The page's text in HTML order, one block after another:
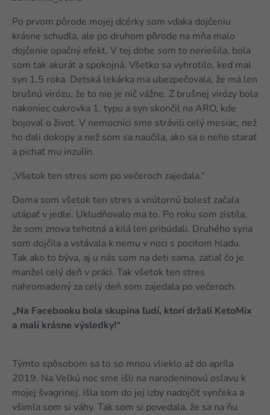
Po prvom pôrode mojej dcérky som vďaka dojčeniu
krásne schudla, ale po druhom pôrode na mňa malo
dojčenie opačný efekt. V tej dobe som to neriešila, bola
som tak akurát a spokojná. Všetko sa vyhrotilo, keď mal
syn 1,5 roka. Detská lekárka ma ubezpečovala, že má len
brušnú virózu, že to nie je nič vážne. Z brušnej virózy bola
nakoniec cukrovka 1. typu a syn skončil na ARO, kde
bojoval o život. V nemocnici sme strávili celý mesiac, než
ho dali dokopy a než som sa naučila, ako sa o neho starať
a pichať mu inzulín.
„Všetok ten stres som po večeroch zajedala.“
Doma som všetok ten stres a vnútornú bolesť začala
utápať v jedle. Ukludňovalo ma to. Po roku som zistila,
že som znova tehotná a kilá len pribúdali. Druhého syna
som dojčila a vstávala k nemu v noci s pocitom hladu.
Tak ako to býva, aj u nás som na deti sama, zatiaľ čo je
manžel celý deň v práci. Tak všetok ten stres
nahromadený za celý deň som zajedala po večeroch.
„Na Facebooku bola skupina ľudí, ktorí držali KetoMix
a mali krásne výsledky!“
Týmto spôsobom sa to so mnou vlieklo až do apríla
2019. Na Veľkú noc sme išli na narodeninovú oslavu k
mojej švagrinej. Išla som do jej izby nadojčiť synčeka a
všimla som si váhy. Tak som si povedala, že sa na ňu